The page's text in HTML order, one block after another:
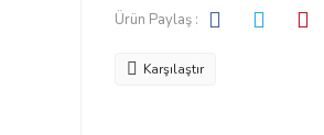
Ürün Paylaş :
Karşılaştır